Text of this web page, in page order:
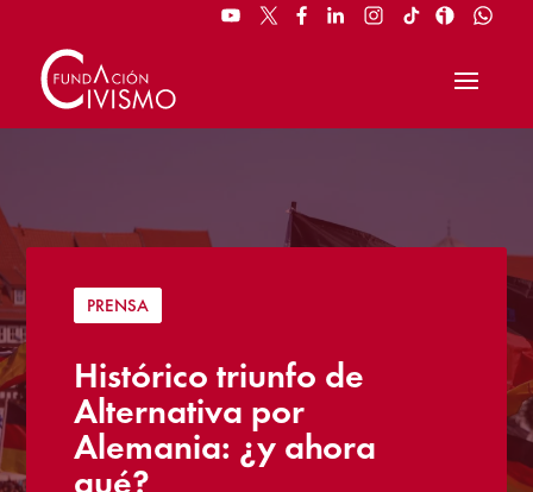
PRENSA
Histórico triunfo de
Alternativa por
Alemania: ¿y ahora
qué?